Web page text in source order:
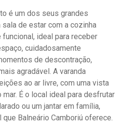
é um dos seus grandes
de estar com a cozinha
ideal para receber
cuidadosamente
de descontração,
agradável. A varanda
ao ar livre, com uma vista
É o local ideal para desfrutar
ou um jantar em família,
Balneário Camboriú oferece.